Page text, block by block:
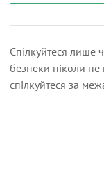
Спілкуйтеся лише
безпеки ніколи не
спілкуйтеся за